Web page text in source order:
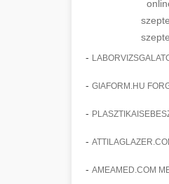
-
- GIAFORM.HU
-
-
- AMEAMED.COM